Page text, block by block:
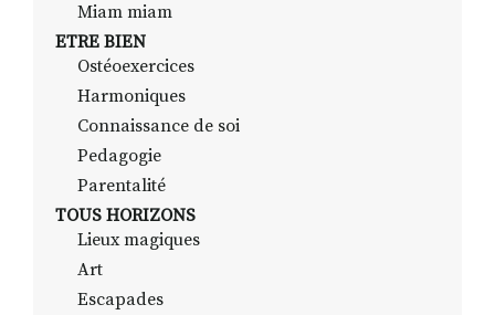
Miam miam
ETRE BIEN
Ostéoexercices
Harmoniques
Connaissance de soi
Pedagogie
Parentalité
TOUS HORIZONS
Lieux magiques
Art
Escapades